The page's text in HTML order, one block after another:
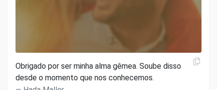
Obrigado por ser minha alma gêmea. Soube disso
desde o momento que nos conhecemos.